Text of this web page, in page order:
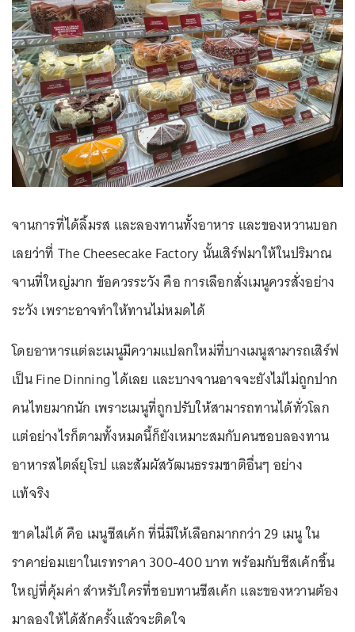
จานการที่ได้ลิ้มรส และลองทานทั้งอาหาร และของหวานบอก
เลยว่าที่ The Cheesecake Factory นั้นเสิร์ฟมาให้ในปริมาณ
จานที่ใหญ่มาก ข้อควรระวัง คือ การเลือกสั่งเมนูควรสั่งอย่าง
ระวัง เพราะอาจทำให้ทานไม่หมดได้
โดยอาหารแต่ละเมนูมีความแปลกใหม่ที่บางเมนูสามารถเสิร์ฟ
เป็น Fine Dinning ได้เลย และบางจานอาจจะยังไม่ไม่ถูกปาก
คนไทยมากนัก เพราะเมนูที่ถูกปรับให้สามารถทานได้ทั่วโลก
แต่อย่างไรก็ตามทั้งหมดนี้ก็ยังเหมาะสมกับคนชอบลองทาน
อาหารสไตล์ยุโรป และสัมผัสวัฒนธรรมชาติอื่นๆ อย่าง
แท้จริง
ขาดไม่ได้ คือ เมนูชีสเค้ก ที่นี่มีให้เลือกมากกว่า 29 เมนู ใน
ราคาย่อมเยาในเรทราคา 300-400 บาท พร้อมกับชีสเค้กชิ้น
ใหญ่ที่คุ้มค่า สำหรับใครที่ชอบทานชีสเค้ก และของหวานต้อง
มาลองให้ได้สักครั้งแล้วจะติดใจ